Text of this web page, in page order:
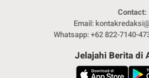
Contact:
Email:
Whatsapp: +62 822-7140-
Jelajahi Berita di